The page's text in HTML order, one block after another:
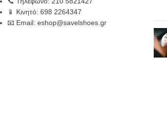
📱 Κινητό: 698 2264347
📧 Email: eshop@savelshoes.gr